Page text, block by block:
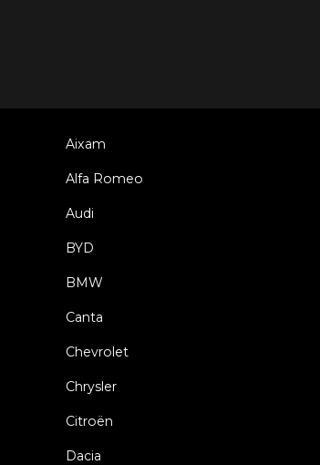
Aixam
Alfa Romeo
Audi
BYD
BMW
Canta
Chevrolet
Chrysler
Citroën
Dacia